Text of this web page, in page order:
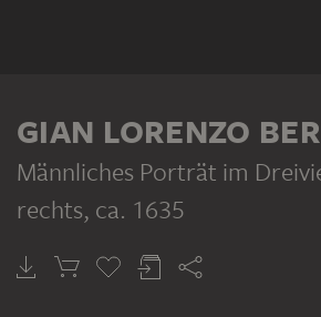
GIAN LORENZO
Männliches Porträt im
rechts, ca. 1635